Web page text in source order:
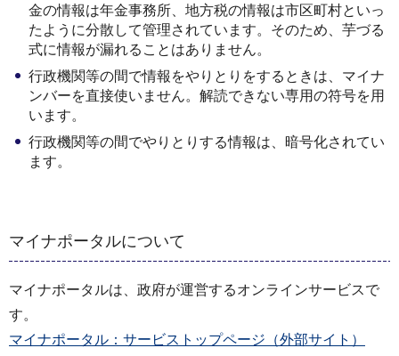
金の情報は年金事務所、地方税の情報は市区町村といっ
たように分散して管理されています。そのため、芋づる
式に情報が漏れることはありません。
行政機関等の間で情報をやりとりをするときは、マイナ
ンバーを直接使いません。解読できない専用の符号を用
います。
行政機関等の間でやりとりする情報は、暗号化されてい
ます。
マイナポータルについて
マイナポータルは、政府が運営するオンラインサービスで
す。
マイナポータル：サービストップページ（外部サイト）